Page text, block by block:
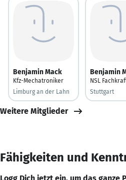
Benjamin Mack
Kfz-Mechatroniker
Limburg an der Lahn
Benjamin
NSL
Stuttgart
Weitere Mitglieder
Fähigkeiten und